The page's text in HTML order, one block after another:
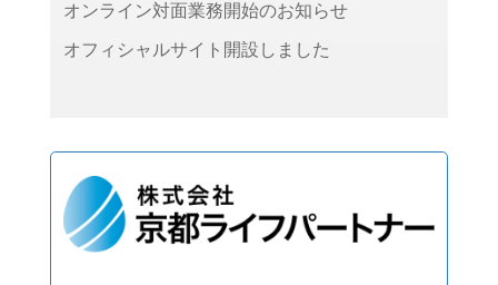
オンライン対面業務開始のお知らせ
オフィシャルサイト開設しました